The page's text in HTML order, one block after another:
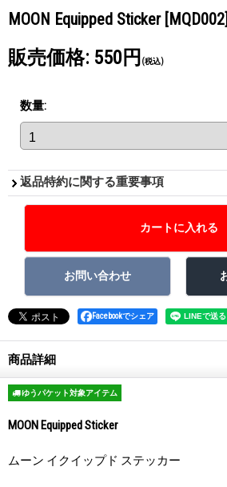
MOON Equipped Sticker [MQD002]
販売価格: 550円 (税込)
数量:
返品特約に関する重要事項
Facebookでシェア
商品詳細
ゆうパケット対象アイテム
MOON Equipped Sticker
ムーン イクイップド ステッカー